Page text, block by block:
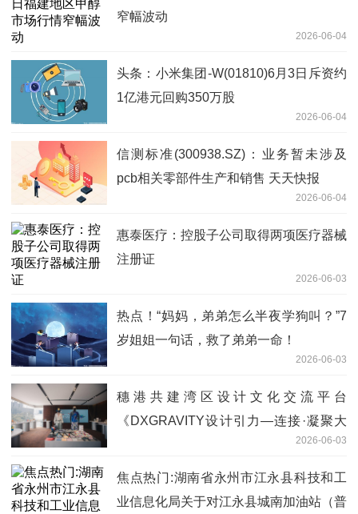
窄幅波动
2026-06-04
头条：小米集团-W(01810)6月3日斥资约
1亿港元回购350万股
2026-06-04
信测标准(300938.SZ)：业务暂未涉及
pcb相关零部件生产和销售 天天快报
2026-06-04
惠泰医疗：控股子公司取得两项医疗器械
注册证
2026-06-03
热点！“妈妈，弟弟怎么半夜学狗叫？”7
岁姐姐一句话，救了弟弟一命！
2026-06-03
穗港共建湾区设计文化交流平台
《DXGRAVITY设计引力—连接·凝聚大
2026-06-03
焦点热门:湖南省永州市江永县科技和工
业信息化局关于对江永县城南加油站（普